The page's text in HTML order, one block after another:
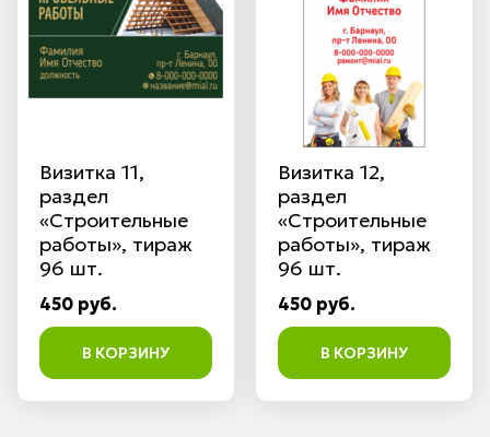
Визитка 11,
раздел
«Строительные
работы», тираж
96 шт.
450 руб.
В КОРЗИНУ
Визитка 12,
раздел
«Строительные
работы», тираж
96 шт.
450 руб.
В КОРЗИНУ